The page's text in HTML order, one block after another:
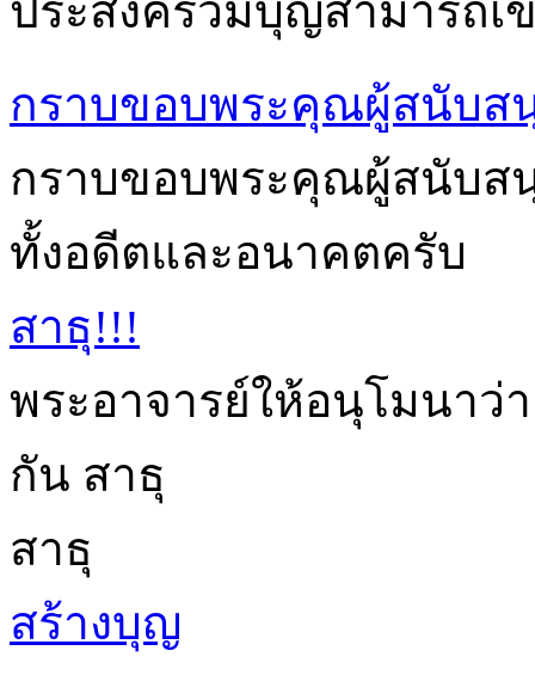
ประสงค์ร่วมบุญสามารถเ
กราบขอบพระคุณผู้สนับส
กราบขอบพระคุณผู้สนับส
ทั้งอดีตและอนาคตครับ
สาธุ!!!
พระอาจารย์ให้อนุโมนาว่
กัน สาธุ
สาธุ
สร้างบุญ